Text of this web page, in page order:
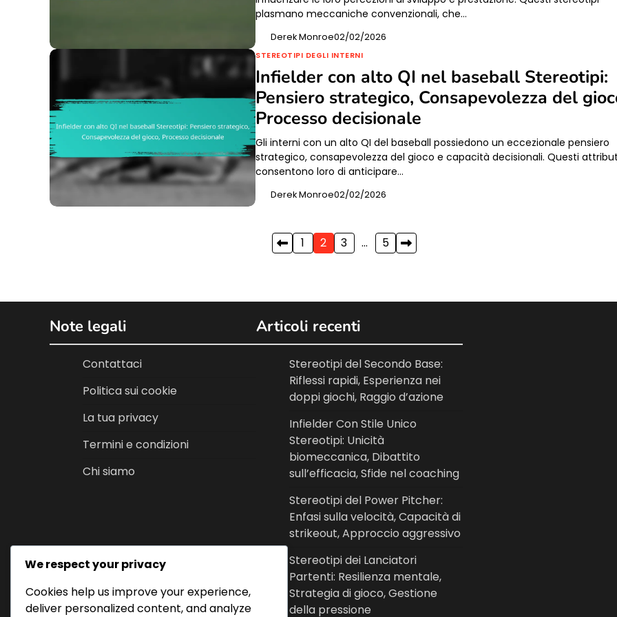
plasmano meccaniche convenzionali, che…
Derek Monroe02/02/2026
STEREOTIPI DEGLI INTERNI
Infielder con alto QI nel baseball Stereotipi:
Pensiero strategico, Consapevolezza del
Processo decisionale
Gli interni con un alto QI del baseball possiedono un eccezionale pensiero
strategico, consapevolezza del gioco e capacità decisionali. Questi
consentono loro di anticipare…
Derek Monroe02/02/2026
1 2 3 … 5
Note legali
Contattaci
Politica sui cookie
La tua privacy
Termini e condizioni
Chi siamo
Articoli recenti
Stereotipi del Secondo Base:
Riflessi rapidi, Esperienza nei
doppi giochi, Raggio d’azione
Infielder Con Stile Unico
Stereotipi: Unicità
biomeccanica, Dibattito
sull’efficacia, Sfide nel coaching
Stereotipi del Power Pitcher:
Enfasi sulla velocità, Capacità di
strikeout, Approccio aggressivo
Stereotipi dei Lanciatori
Partenti: Resilienza mentale,
Strategia di gioco, Gestione
della pressione
We respect your privacy
Cookies help us improve your experience,
deliver personalized content, and analyze